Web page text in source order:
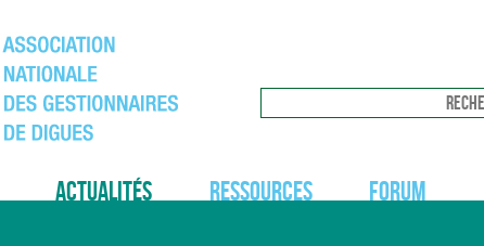
Actualités Ressources Forum